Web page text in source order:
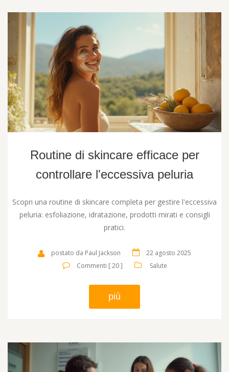
Routine di skincare efficace per
controllare l'eccessiva peluria
Scopri una routine di skincare completa per gestire l'eccessiva
peluria: esfoliazione, idratazione, prodotti mirati e consigli
pratici.
postato da Paul Jackson
22 agosto 2025
Commenti [ 20 ]
Salute
più